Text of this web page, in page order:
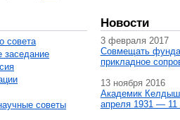
совета
заседание
советы
Новости
3 февраля 2017
Совмещать
прикладное
13 ноября 2016
Академик
апреля 1931 — 11